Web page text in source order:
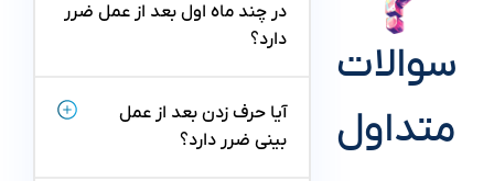
سوالات
متداول
در چند ماه اول بعد از عمل ضرر
دارد؟
آیا حرف زدن بعد از عمل
بینی ضرر دارد؟